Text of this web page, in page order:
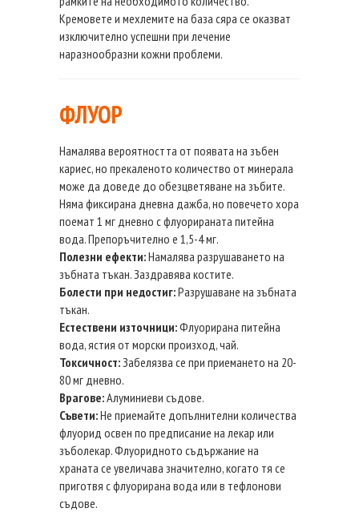
Кремовете и мехлемите на база сяра се оказват
изключително успешни при лечение
наразнообразни кожни проблеми.
ФЛУОР
Намалява вероятността от появата на зъбен
кариес, но прекаленото количество от минерала
може да доведе до обезцветяване на зъбите.
Няма фиксирана дневна дажба, но повечето хора
поемат 1 мг дневно с флуорираната питейна
вода. Препоръчително е 1,5-4 мг.
Полезни ефекти:Намалява разрушаването на
зъбната тъкан. Заздравява костите.
Болести при недостиг:Разрушаване на зъбната
тъкан.
Естествени източници:Флуорирана питейна
вода, ястия от морски произход, чай.
Токсичност: Забелязва се при приемането на 20-
80 мг дневно.
Врагове:Алуминиеви съдове.
Съвети:Не приемайте допълнителни количества
флуорид освен по предписание на лекар или
зъболекар. Флуоридното съдържание на
храната се увеличава значително, когато тя се
приготвя с флуорирана вода или в тефлонови
съдове.